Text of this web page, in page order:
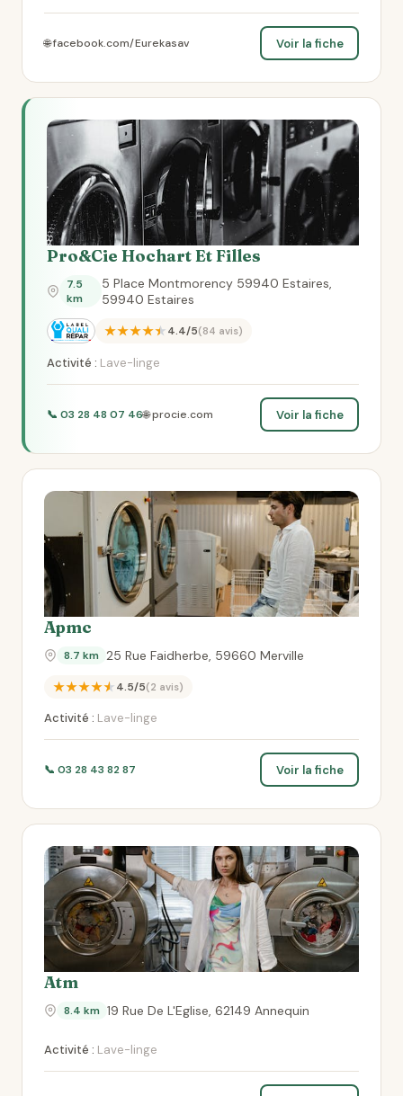
🌐 facebook.com/Eurekasav Voir la fiche
Pro&Cie Hochart Et Filles
7.5
km
5 Place Montmorency 59940 Estaires,
59940 Estaires
★★★★★4.4/5(84 avis)
Activité : Lave-linge
📞 03 28 48 07 46🌐 procie.com Voir la fiche
Apmc
8.7 km 25 Rue Faidherbe, 59660 Merville
★★★★★4.5/5(2 avis)
Activité : Lave-linge
📞 03 28 43 82 87 Voir la fiche
Atm
8.4 km 19 Rue De L'Eglise, 62149 Annequin
Activité : Lave-linge